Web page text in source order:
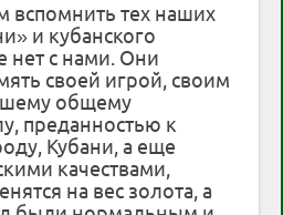
вспомнить тех наших
и кубанского
нет с нами. Они
своей игрой, своим
общему
преданностью к
Кубани, а еще
качествами,
на вес золота, а